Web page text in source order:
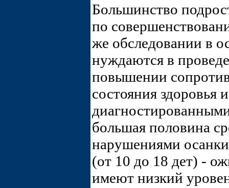
Большинство
по
же обследовании в
нуждаются в
повышении
состояния здоровья
большая половина
нарушениями
(от 10 до 18 дет) -
имеют низкий